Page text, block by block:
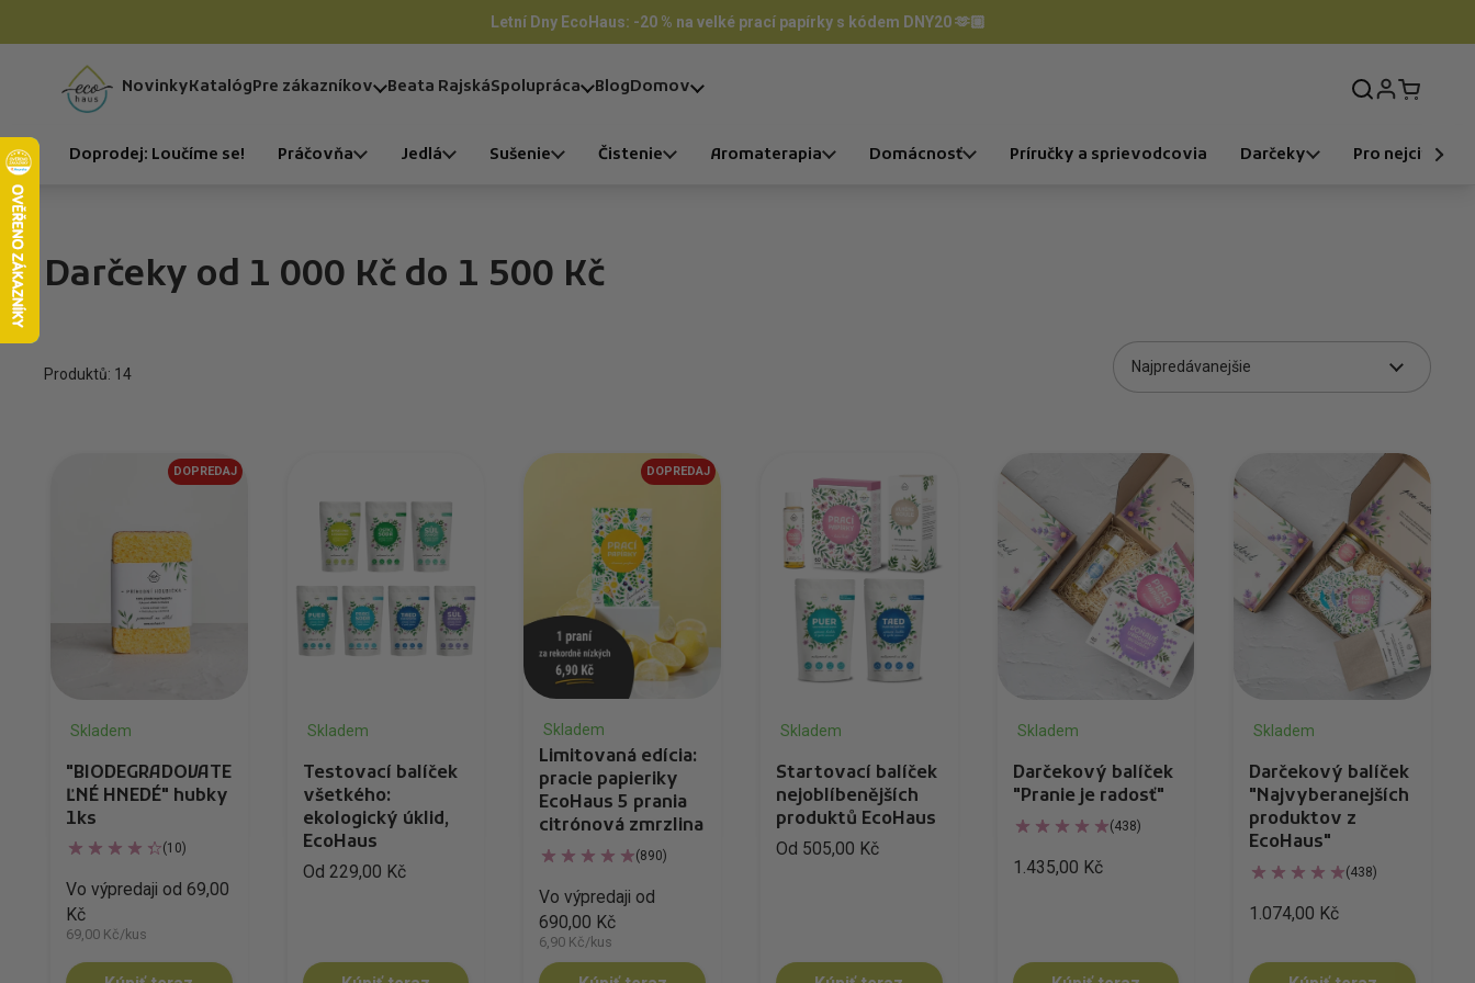
Letní Dny EcoHaus: -20 % na velké prací papírky s kódem DNY20 🫶🏼
Domov
NovinkyKatalógPre zákazníkov Beata RajskáSpolupráca BlogDomov Prihlásenie
Otvorit
Doprodej: Loučíme se! Práčovňa Jedlá Sušenie Čistenie Aromaterapia Domácnosť Príručky a sprievodcovia Darčeky Pro nejcitlivější
Darčeky od 1 000 Kč do 1 500 Kč
Produktů: 14
Skladem
"BIODEGRADOVATE
ĽNÉ HNEDÉ" hubky
1ks
(10)
Vo výpredaji od 69,00
Kč
69,00 Kč/kus
DOPREDAJ
Skladem
Testovací balíček
všetkého:
ekologický úklid,
EcoHaus
Od 229,00 Kč
Skladem
Limitovaná edícia:
pracie papieriky
EcoHaus 5 prania
citrónová zmrzlina
(890)
Vo výpredaji od
690,00 Kč
6,90 Kč/kus
DOPREDAJ
Skladem
Startovací balíček
nejoblíbenějších
produktů EcoHaus
Od 505,00 Kč
Skladem
Darčekový balíček
"Pranie je radosť"
(438)
1.435,00 Kč
Skladem
Darčekový balíček
"Najvyberanejších
produktov z
EcoHaus"
(438)
1.074,00 Kč